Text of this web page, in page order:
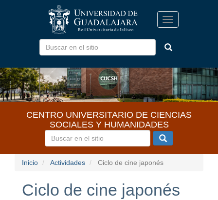
Toggle
navigation
CENTRO UNIVERSITARIO DE CIENCIAS
SOCIALES Y HUMANIDADES
Inicio Actividades Ciclo de cine japonés
Ciclo de cine japonés